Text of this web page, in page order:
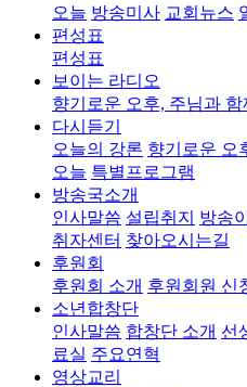
오늘 방송미사 교회뉴스
편성표
편성표
보이는 라디오
향기로운 오후, 주님과 함
다시듣기
오늘의 강론 향기로운 오
오늘 특별프로그램
방송국소개
인사말씀 설립취지 방송
취자센터 찾아오시는길
후원회
후원회 소개 후원회원 신
소년합창단
인사말씀 합창단 소개 선
료실 주요연혁
영상교리